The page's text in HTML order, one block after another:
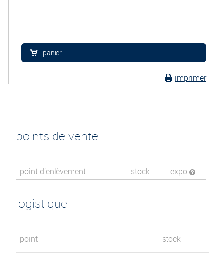
panier
imprimer
points de vente
point d’enlèvement stock expo
logistique
point stock